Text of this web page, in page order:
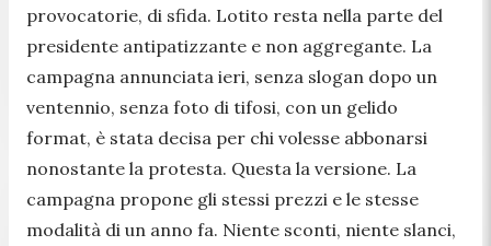
provocatorie, di sfida. Lotito resta nella parte del
presidente antipatizzante e non aggregante. La
campagna annunciata ieri, senza slogan dopo un
ventennio, senza foto di tifosi, con un gelido
format, è stata decisa per chi volesse abbonarsi
nonostante la protesta. Questa la versione. La
campagna propone gli stessi prezzi e le stesse
modalità di un anno fa. Niente sconti, niente slanci,